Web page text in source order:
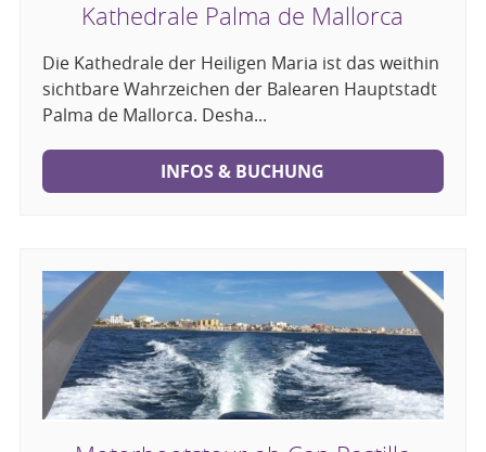
Kathedrale Palma de Mallorca
Die Kathedrale der Heiligen Maria ist das weithin
sichtbare Wahrzeichen der Balearen Hauptstadt
Palma de Mallorca. Desha...
INFOS & BUCHUNG